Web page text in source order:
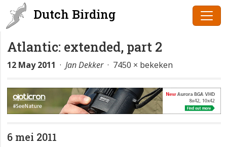
Dutch Birding
Atlantic: extended, part 2
12 May 2011 · Jan Dekker· 7450 × bekeken
6 mei 2011